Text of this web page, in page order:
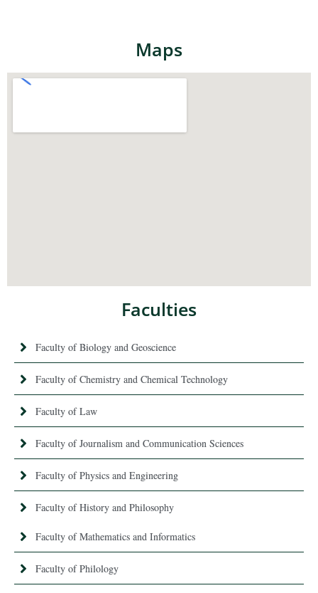
Maps
Faculties
Faculty of Biology and Geoscience
Faculty of Chemistry and Chemical Technology
Faculty of Law
Faculty of Journalism and Communication Sciences
Faculty of Physics and Engineering
Faculty of History and Philosophy
Faculty of Mathematics and Informatics
Faculty of Philology